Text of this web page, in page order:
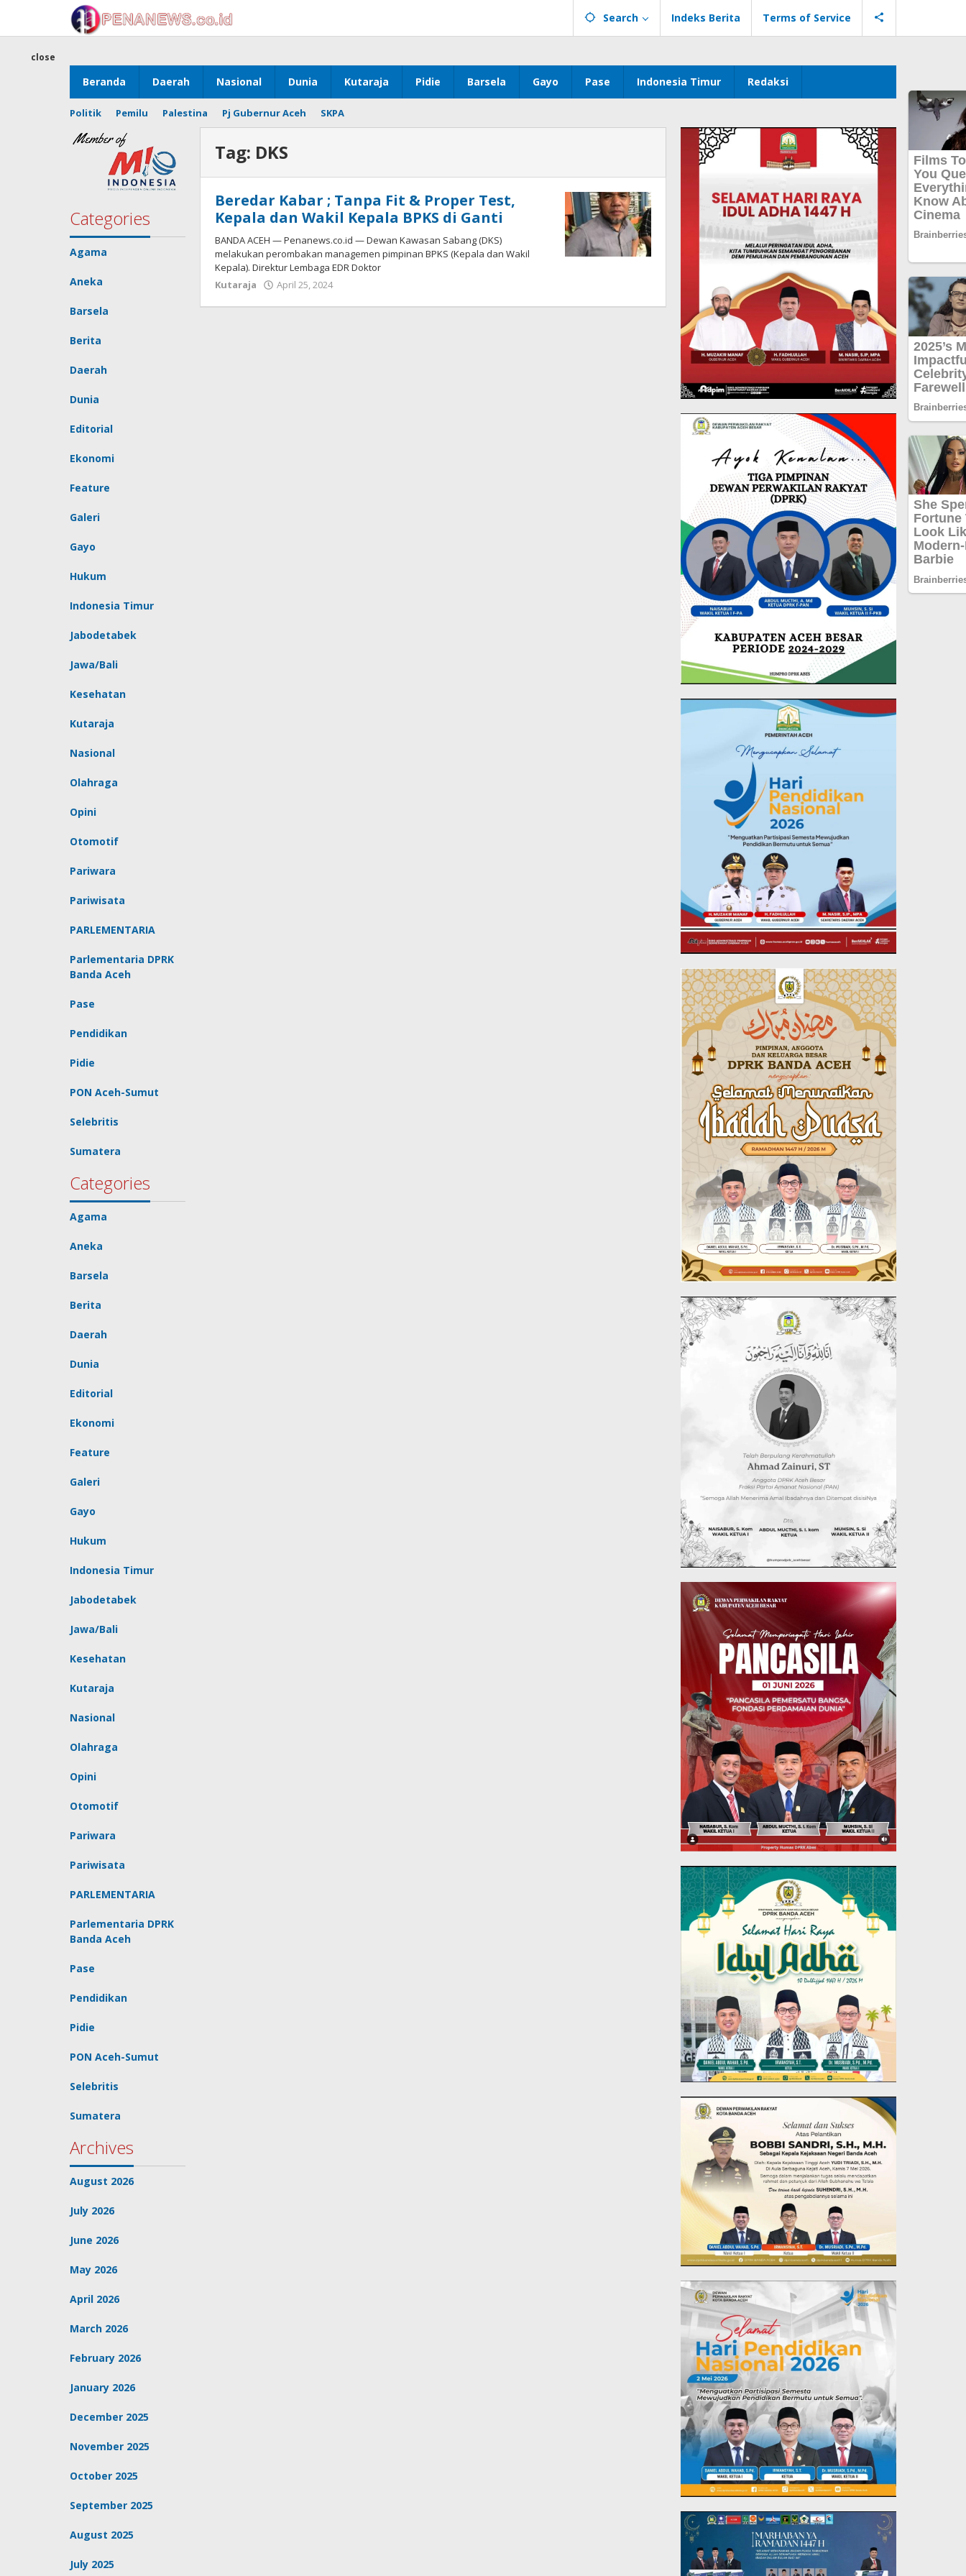
content
Search Indeks Berita Terms of Service
Beranda Daerah Nasional Dunia Kutaraja Pidie Barsela Gayo Pase Indonesia Timur Redaksi
Politik Pemilu Palestina Pj Gubernur Aceh SKPA
close
Categories
Agama
Aneka
Barsela
Berita
Daerah
Dunia
Editorial
Ekonomi
Feature
Galeri
Gayo
Hukum
Indonesia Timur
Jabodetabek
Jawa/Bali
Kesehatan
Kutaraja
Nasional
Olahraga
Opini
Otomotif
Pariwara
Pariwisata
PARLEMENTARIA
Parlementaria DPRK
Banda Aceh
Pase
Pendidikan
Pidie
PON Aceh-Sumut
Selebritis
Sumatera
Categories
Agama
Aneka
Barsela
Berita
Daerah
Dunia
Editorial
Ekonomi
Feature
Galeri
Gayo
Hukum
Indonesia Timur
Jabodetabek
Jawa/Bali
Kesehatan
Kutaraja
Nasional
Olahraga
Opini
Otomotif
Pariwara
Pariwisata
PARLEMENTARIA
Parlementaria DPRK
Banda Aceh
Pase
Pendidikan
Pidie
PON Aceh-Sumut
Selebritis
Sumatera
Archives
August 2026
July 2026
June 2026
May 2026
April 2026
March 2026
February 2026
January 2026
December 2025
November 2025
October 2025
September 2025
August 2025
July 2025
Tag: DKS
Beredar Kabar ; Tanpa Fit & Proper Test,
Kepala dan Wakil Kepala BPKS di Ganti
BANDA ACEH — Penanews.co.id — Dewan Kawasan Sabang (DKS)
melakukan perombakan managemen pimpinan BPKS (Kepala dan Wakil
Kepala). Direktur Lembaga EDR Doktor
Kutaraja
April 25, 2024